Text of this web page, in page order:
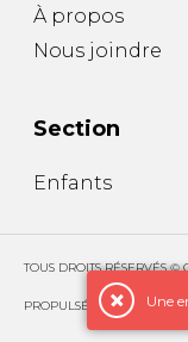
À propos
Nous joindre
Section
Enfants
TOUS DROITS RÉSERVÉS ©
PROPULSÉ PAR Une